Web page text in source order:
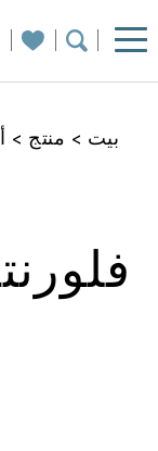
بيت > منتج >